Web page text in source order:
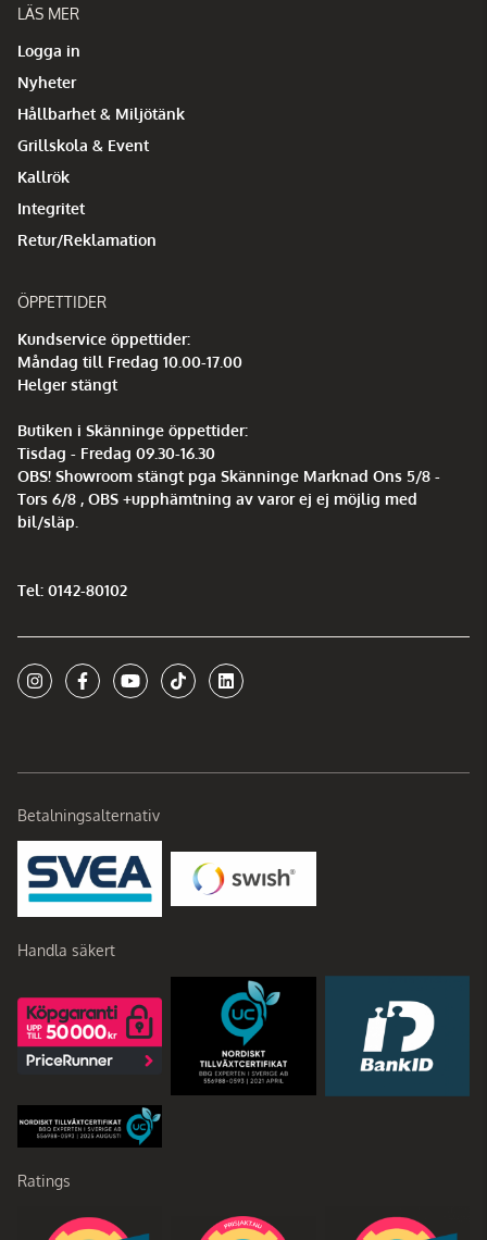
LÄS MER
Logga in
Nyheter
Hållbarhet & Miljötänk
Grillskola & Event
Kallrök
Integritet
Retur/Reklamation
ÖPPETTIDER
Kundservice öppettider:
Måndag till Fredag 10.00-17.00
Helger stängt
Butiken i Skänninge öppettider:
Tisdag - Fredag 09.30-16.30
OBS! Showroom stängt pga Skänninge Marknad Ons 5/8 -
Tors 6/8 , OBS +upphämtning av varor ej ej möjlig med
bil/släp.
Tel: 0142-80102
Betalningsalternativ
Handla säkert
Ratings